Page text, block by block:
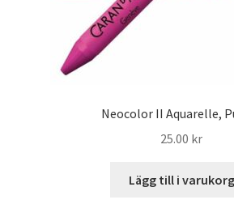
Neocolor II Aquarelle,
25.00 kr
Lägg till i varukorg